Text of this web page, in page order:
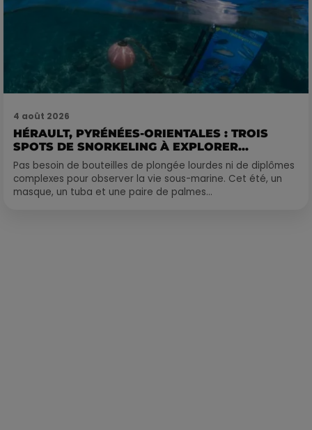
4 août 2026
HÉRAULT, PYRÉNÉES-ORIENTALES : TROIS
SPOTS DE SNORKELING À EXPLORER...
Pas besoin de bouteilles de plongée lourdes ni de diplômes
complexes pour observer la vie sous-marine. Cet été, un
masque, un tuba et une paire de palmes...